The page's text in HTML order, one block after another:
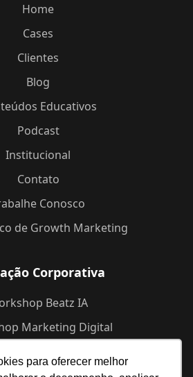
para oferecer melhor
Home
Cases
Clientes
Blog
Educativos
Podcast
Institucional
Contato
Conosco
de Growth Marketing
Corporativa
Beatz IA
Marketing Digital